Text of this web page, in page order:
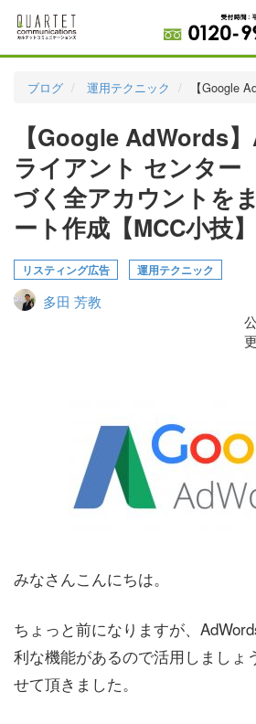
実績・お客様の声
初めて導入をお考えの方
代理店の乗り換えをお考えの方
広告代理店・HP制作会社様へ
お申し込みから運用開始までの流れ
ブログ 運用テクニック 【Google
【Google AdWords
ライアント センター
づく全アカウントを
ート作成【MCC小技】
リスティング広告 運用テクニック
多田 芳教
みなさんこんにちは。
ちょっと前になりますが、
利な機能があるので活用しましょ
せて頂きました。